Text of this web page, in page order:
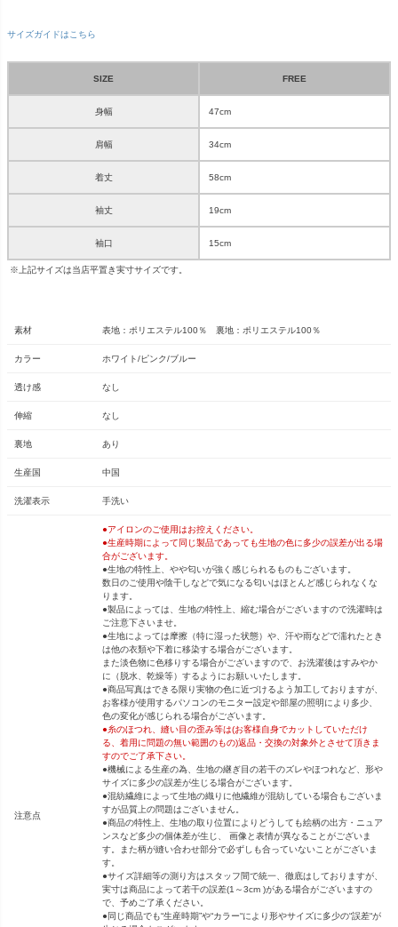
サイズガイドはこちら
SIZE FREE
身幅 47cm
肩幅 34cm
着丈 58cm
袖丈 19cm
袖口 15cm
※上記サイズは当店平置き実寸サイズです。
素材 表地：ポリエステル100％ 裏地：ポリエステル100％
カラー ホワイト/ピンク/ブルー
透け感 なし
伸縮 なし
裏地 あり
生産国 中国
洗濯表示 手洗い
注意点
●アイロンのご使用はお控えください。
●生産時期によって同じ製品であっても生地の色に多少の誤差が出る場
合がございます。
●生地の特性上、やや匂いが強く感じられるものもございます。
数日のご使用や陰干しなどで気になる匂いはほとんど感じられなくな
ります。
●製品によっては、生地の特性上、縮む場合がございますので洗濯時は
ご注意下さいませ。
●生地によっては摩擦（特に湿った状態）や、汗や雨などで濡れたとき
は他の衣類や下着に移染する場合がございます。
また淡色物に色移りする場合がございますので、お洗濯後はすみやか
に（脱水、乾燥等）するようにお願いいたします。
●商品写真はできる限り実物の色に近づけるよう加工しておりますが、
お客様が使用するパソコンのモニター設定や部屋の照明により多少、
色の変化が感じられる場合がございます。
●糸のほつれ、縫い目の歪み等は(お客様自身でカットしていただけ
る、着用に問題の無い範囲のもの)返品・交換の対象外とさせて頂きま
すのでご了承下さい。
●機械による生産の為、生地の継ぎ目の若干のズレやほつれなど、形や
サイズに多少の誤差が生じる場合がございます。
●混紡繊維によって生地の織りに他繊維が混紡している場合もございま
すが品質上の問題はございません。
●商品の特性上、生地の取り位置によりどうしても絵柄の出方・ニュア
ンスなど多少の個体差が生じ、 画像と表情が異なることがございま
す。また柄が縫い合わせ部分で必ずしも合っていないことがございま
す。
●サイズ詳細等の測り方はスタッフ間で統一、徹底はしておりますが、
実寸は商品によって若干の誤差(1～3cm )がある場合がございますの
で、予めご了承ください。
●同じ商品でも“生産時期”や“カラー“により形やサイズに多少の“誤差“が